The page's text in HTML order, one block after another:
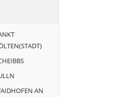
am
in
Wachau
AN